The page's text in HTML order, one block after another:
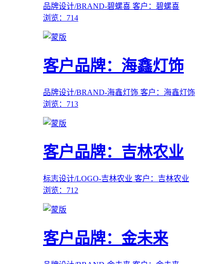
品牌设计/BRAND-碧螺喜 客户：碧螺喜
浏览：714
客户品牌：海鑫灯饰
品牌设计/BRAND-海鑫灯饰 客户：海鑫灯饰
浏览：713
客户品牌：吉林农业
标志设计/LOGO-吉林农业 客户：吉林农业
浏览：712
客户品牌：金未来